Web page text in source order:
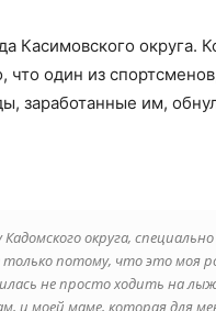
Касимовского округа.
что один из
заработанные им,
округа,
только потому, что это моя
не просто ходить на
и моей маме, которая для